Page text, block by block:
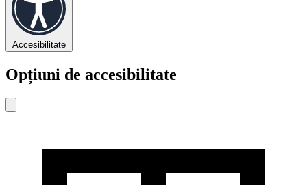
Accesibilitate
Opțiuni de accesibilitate